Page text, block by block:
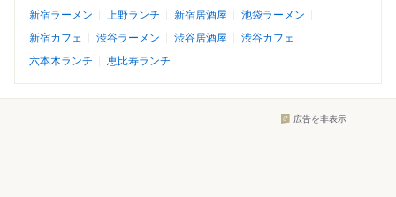
新宿ラーメン
上野ランチ 新宿居酒屋
池袋ラーメン
新宿カフェ
渋谷ラーメン 渋谷居酒屋
渋谷カフェ
六本木ランチ
恵比寿ランチ
広告を非表示